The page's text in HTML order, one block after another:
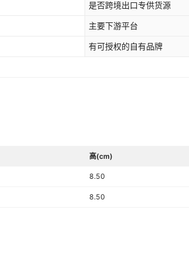
是否跨境出口专供货源
主要下游平台
有可授权的自有品牌
高(cm)
8.50
8.50